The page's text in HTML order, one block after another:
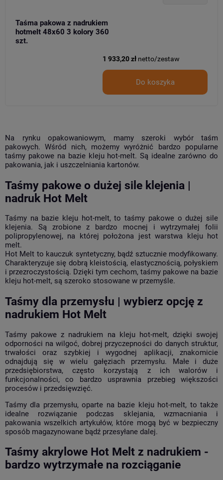
Taśma pakowa z nadrukiem
hotmelt 48x60 3 kolory 360
szt.
1 933,20 zł netto/zestaw
Do koszyka
Na rynku opakowaniowym, mamy szeroki wybór taśm
pakowych. Wśród nich, możemy wyróżnić bardzo popularne
taśmy pakowe na bazie kleju hot-melt. Są idealne zarówno do
pakowania, jak i uszczelniania kartonów.
Taśmy pakowe o dużej sile klejenia |
nadruk Hot Melt
Taśmy na bazie kleju hot-melt, to taśmy pakowe o dużej sile
klejenia. Są zrobione z bardzo mocnej i wytrzymałej folii
polipropylenowej, na której położona jest warstwa kleju hot
melt.
Hot Melt to kauczuk syntetyczny, bądź sztucznie modyfikowany.
Charakteryzuje się dobrą kleistością, elastycznością, połyskiem
i przezroczystością. Dzięki tym cechom, taśmy pakowe na bazie
kleju hot-melt, są szeroko stosowane w przemyśle.
Taśmy dla przemysłu | wybierz opcję z
nadrukiem Hot Melt
Taśmy pakowe z nadrukiem na kleju hot-melt, dzięki swojej
odporności na wilgoć, dobrej przyczepności do danych struktur,
trwałości oraz szybkiej i wygodnej aplikacji, znakomicie
odnajdują się w wielu gałęziach przemysłu. Małe i duże
przedsiębiorstwa, często korzystają z ich walorów i
funkcjonalności, co bardzo usprawnia przebieg większości
procesów i przedsięwzięć.
Taśmy dla przemysłu, oparte na bazie kleju hot-melt, to także
idealne rozwiązanie podczas sklejania, wzmacniania i
pakowania wszelkich artykułów, które mogą być w bezpieczny
sposób magazynowane bądź przesyłane dalej.
Taśmy akrylowe Hot Melt z nadrukiem -
bardzo wytrzymałe na rozciąganie